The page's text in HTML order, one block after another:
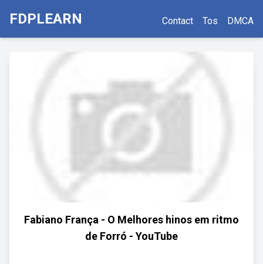
FDPLEARN Contact Tos DMCA
Fabiano França - O Melhores hinos em ritmo
de Forró - YouTube